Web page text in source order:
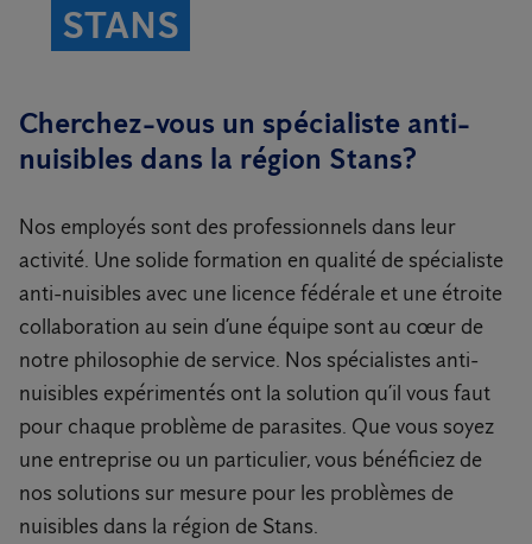
STANS
Cherchez-vous un spécialiste anti-
nuisibles dans la région Stans?
Nos employés sont des professionnels dans leur
activité. Une solide formation en qualité de spécialiste
anti-nuisibles avec une licence fédérale et une étroite
collaboration au sein d’une équipe sont au cœur de
notre philosophie de service. Nos spécialistes anti-
nuisibles expérimentés ont la solution qu’il vous faut
pour chaque problème de parasites. Que vous soyez
une entreprise ou un particulier, vous bénéficiez de
nos solutions sur mesure pour les problèmes de
nuisibles dans la région de Stans.